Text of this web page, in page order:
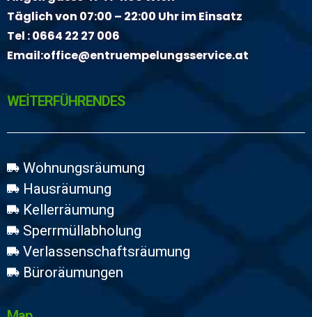
Täglich von 07:00 – 22:00 Uhr im Einsatz
Tel :0664 22 27 006
Email:office@entruempelungsservice.at
WEİTERFÜHRENDES
Wohnungsräumung
Hausräumung
Kellerräumung
Sperrmüllabholung
Verlassenschaftsräumung
Büroräumungen